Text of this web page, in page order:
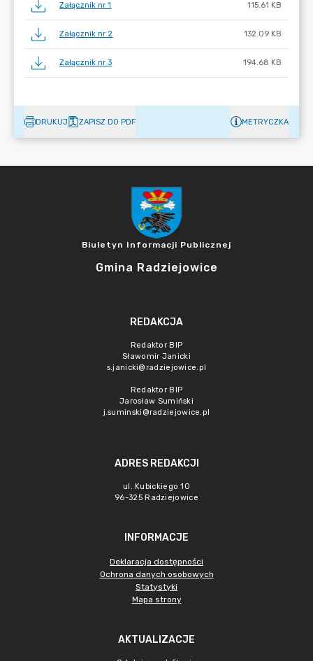
Załącznik nr 1 115.61 KB
Załącznik nr 2 132.09 KB
Załącznik nr 3 194.68 KB
DRUKUJ ZAPISZ DO PDF METRYCZKA
Biuletyn Informacji Publicznej
Gmina Radziejowice
REDAKCJA
Redaktor BIP
Sławomir Janicki
s.janicki@radziejowice.pl
Redaktor BIP
Jarosław Sumiński
j.suminski@radziejowice.pl
ADRES REDAKCJI
ul. Kubickiego 10
96-325 Radziejowice
INFORMACJE
Deklaracja dostępności
Ochrona danych osobowych
Statystyki
Mapa strony
AKTUALIZACJE